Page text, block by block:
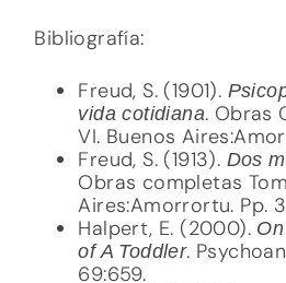
Bibliografía:
Freud, S. (1901).
vida cotidiana. Obras
VI. Buenos
Freud, S. (1913). Dos
Obras completas
Aires:Amorrortu. Pp.
Halpert, E. (2000).
of A Toddler.
69:659.